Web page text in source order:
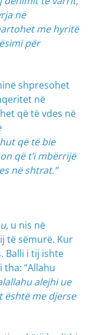
në
me hyritë
për
shpresohet
në
që të vdes në
që të bie
që t’i mbërrijë
në shtrat.”
u nis në
të sëmurë. Kur
Balli i tij ishte
“Allahu
alejhi ue
është me djerse